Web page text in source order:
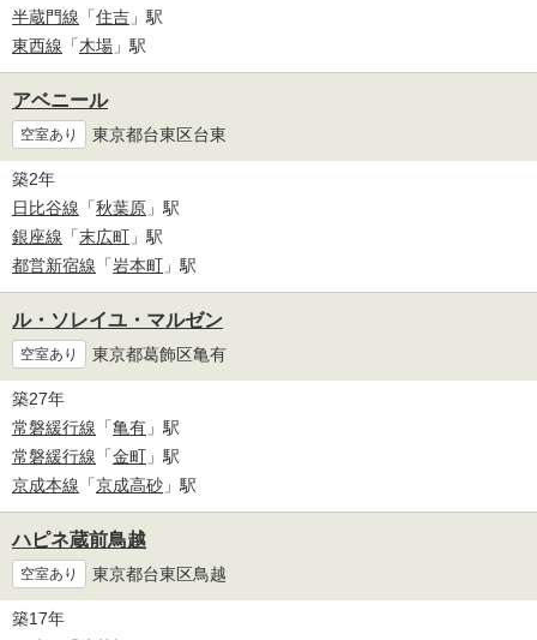
半蔵門線 「住吉 」駅
東西線 「木場 」駅
アベニール
空室あり 東京都台東区台東
築2年
日比谷線 「秋葉原 」駅
銀座線 「末広町 」駅
都営新宿線 「岩本町 」駅
ル・ソレイユ・マルゼン
空室あり 東京都葛飾区亀有
築27年
常磐緩行線 「亀有 」駅
常磐緩行線 「金町 」駅
京成本線 「京成高砂 」駅
ハピネ蔵前鳥越
空室あり 東京都台東区鳥越
築17年